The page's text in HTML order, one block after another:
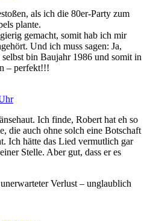
als ich die 80er-Party zum
plante.
gemacht, somit hab ich mir
Und ich muss sagen: Ja,
bin Baujahr 1986 und somit in
– perfekt!!!
Ich finde, Robert hat eh so
die auch ohne solch eine Botschaft
Ich hätte das Lied vermutlich gar
Stelle. Aber gut, dass er es
Verlust – unglaublich